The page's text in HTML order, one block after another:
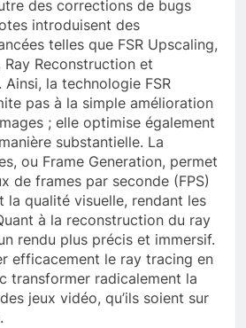
des corrections de bugs
introduisent des
telles que FSR Upscaling,
Ray Reconstruction et
Ainsi, la technologie FSR
pas à la simple amélioration
; elle optimise également
substantielle. La
ou Frame Generation, permet
de frames par seconde (FPS)
la qualité visuelle, rendant les
à la reconstruction du ray
rendu plus précis et immersif.
efficacement le ray tracing en
transformer radicalement la
jeux vidéo, qu’ils soient sur